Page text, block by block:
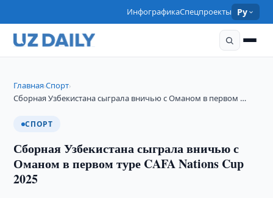
ИнфографикаСпецпроекты Ру
Главная›Спорт›
Сборная Узбекистана сыграла вничью с Оманом в первом …
СПОРТ
Сборная Узбекистана сыграла вничью с
Оманом в первом туре CAFA Nations Cup
2025